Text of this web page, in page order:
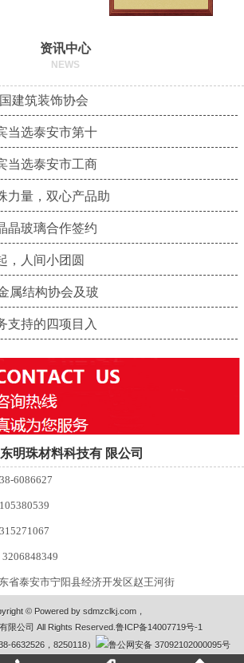
资讯中心
NEWS
建筑装饰协会
当选泰安市第十
当选泰安市工商
力量，双心产品助
晶玻璃合作签约
，人间小团圆
属结构协会及玻
支持的四项目入
明珠材料科技有 限公司
6086627
省泰安市宁阳县经济开发区赵王河街
© Powered by sdmzclkj.com，
限公司 All Rights Reserved. 鲁ICP备14007719号-1
6632526，8250118）
鲁公网安备 37092102000095号